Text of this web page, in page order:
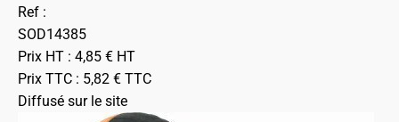
Ref :
SOD14385
Prix HT : 4,85 € HT
Prix TTC : 5,82 € TTC
Diffusé sur le site